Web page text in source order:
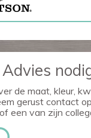
Advies
de maat, kleur,
gerust contact
of een van zijn